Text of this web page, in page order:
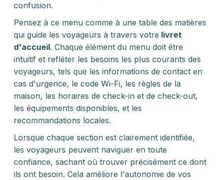
confusion.
Pensez à ce menu comme à une table des matières
qui guide les voyageurs à travers votre livret
d'accueil. Chaque élément du menu doit être
intuitif et refléter les besoins les plus courants des
voyageurs, tels que les informations de contact en
cas d'urgence, le code Wi-Fi, les règles de la
maison, les horaires de check-in et de check-out,
les équipements disponibles, et les
recommandations locales.
Lorsque chaque section est clairement identifiée,
les voyageurs peuvent naviguer en toute
confiance, sachant où trouver précisément ce dont
ils ont besoin. Cela améliore l'autonomie de vos